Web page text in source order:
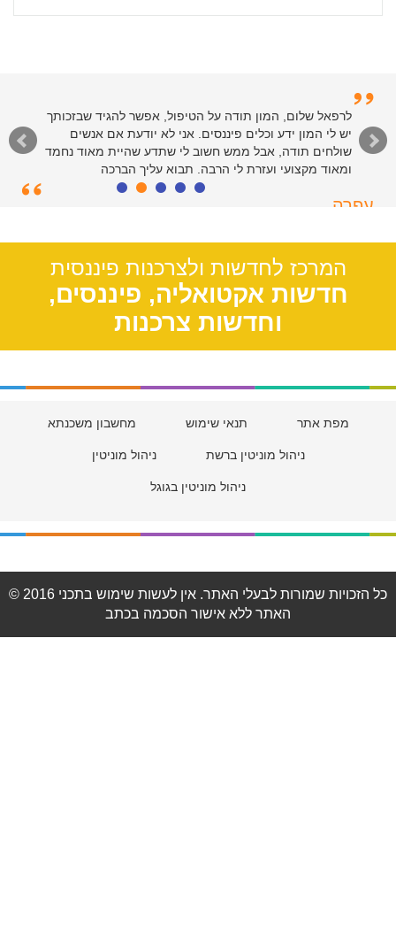
לרפאל שלום, המון תודה על הטיפול, אפשר להגיד שבזכותך
יש לי המון ידע וכלים פיננסים. אני לא יודעת אם אנשים
שולחים תודה, אבל ממש חשוב לי שתדע שהיית מאוד נחמד
ומאוד מקצועי ועזרת לי הרבה. תבוא עליך הברכה
עפרה
המרכז לחדשות ולצרכנות פיננסית
חדשות אקטואליה, פיננסים,
וחדשות צרכנות
מפת אתר תנאי שימוש מחשבון משכנתא
ניהול מוניטין ברשת ניהול מוניטין
ניהול מוניטין בגוגל
© 2016 כל הזכויות שמורות לבעלי האתר. אין לעשות שימוש בתכני
האתר ללא אישור הסכמה בכתב